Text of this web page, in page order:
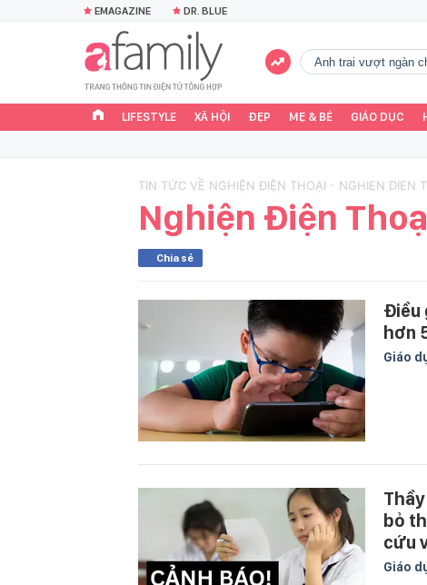
EMAGAZINE DR. BLUE
Anh trai vượt ngàn
LIFESTYLE XÃ HỘI ĐẸP MẸ & BÉ GIÁO DỤC
TIN TỨC VỀ NGHIỆN ĐIỆN THOẠI - NGHIEN DIEN
Nghiện Điện
Chia sẻ
Điều
hơn
Giáo
bỏ
cứu
Giáo